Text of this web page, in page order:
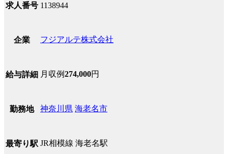
求人番号 1138944
企業 フジアルテ株式会社
給与詳細 月収例274,000円
勤務地 神奈川県 海老名市
最寄り駅 JR相模線 海老名駅